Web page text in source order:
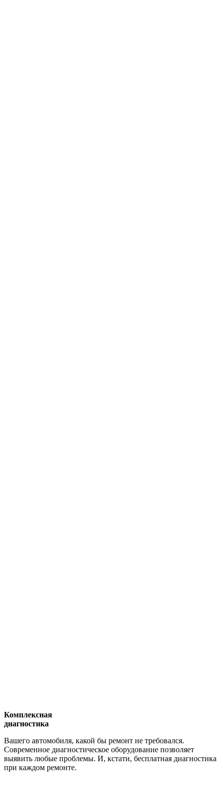
Комплексная
диагностика
Вашего автомобиля, какой бы ремонт не требовался.
Современное диагностическое оборудование позволяет
выявить любые проблемы. И, кстати, бесплатная диагностика
при каждом ремонте.